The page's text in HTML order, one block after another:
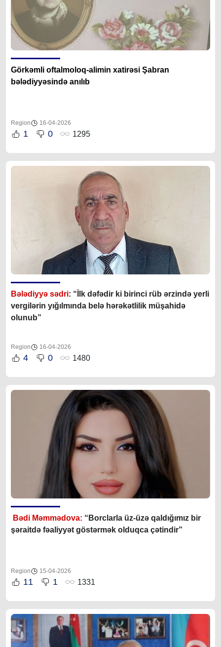
Görkəmli oftalmoloq-alimin xatirəsi Şabran
bələdiyyəsində anılıb
Region 16-04-2026
1 0 1295
Bələdiyyə sədri: “İlk dəfədir ki birinci rüb ərzində yerli
vergilərin yığılmında belə hərəkətlilik müşahidə
olunub”
Region 16-04-2026
4 0 1480
Bədi Məmmədova: “Borclarla üz-üzə qaldığımız bir
şəraitdə fəaliyyət göstərmək olduqca çətindir”
Region 15-04-2026
11 1 1331